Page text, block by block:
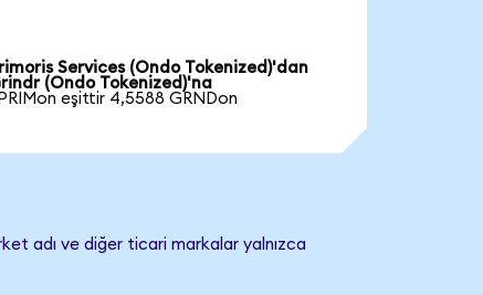
Services (Ondo Tokenized)'dan
(Ondo Tokenized)'na
eşittir 4,5588 GRNDon
adı ve diğer ticari markalar yalnızca